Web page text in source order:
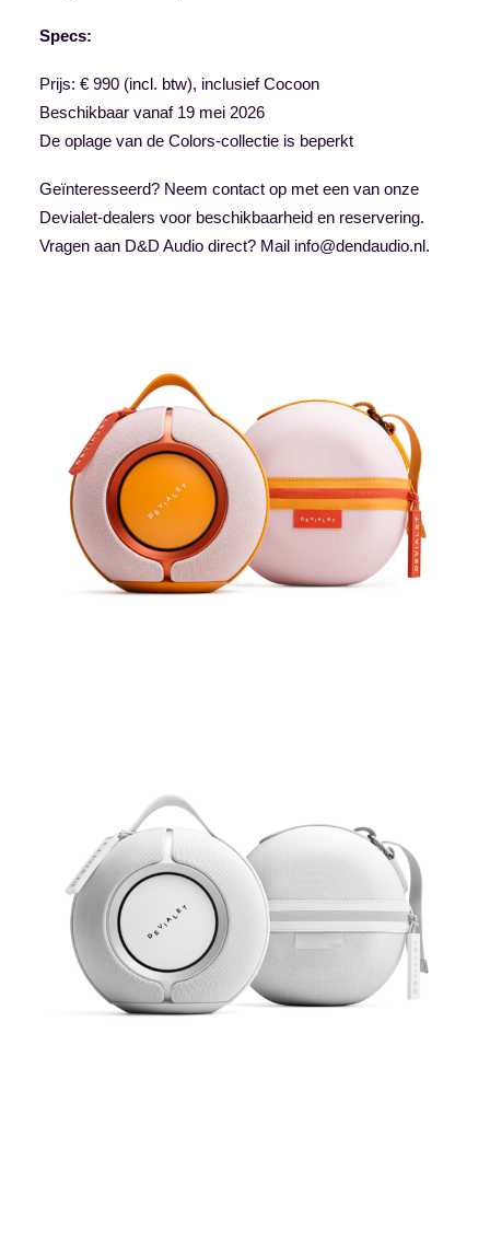
Specs:
Prijs: € 990 (incl. btw), inclusief Cocoon
Beschikbaar vanaf 19 mei 2026
De oplage van de Colors-collectie is beperkt
Geïnteresseerd? Neem contact op met een van onze
Devialet-dealers voor beschikbaarheid en reservering.
Vragen aan D&D Audio direct? Mail info@dendaudio.nl.